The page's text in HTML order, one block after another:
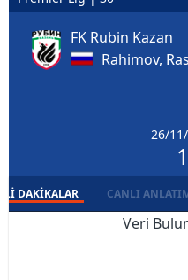
FK Rubin Kazan
Rahimov,
26/
DAKIKALAR CANLI
Veri